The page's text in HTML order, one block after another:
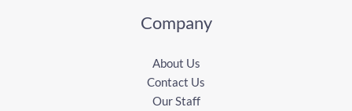
Company
About Us
Contact Us
Our Staff